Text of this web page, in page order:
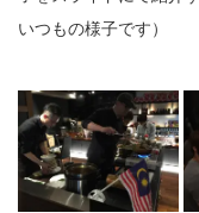
いつもの様子です）